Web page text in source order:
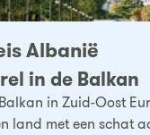
Albanië
in de Balkan
in Zuid-Oost
land met een schat